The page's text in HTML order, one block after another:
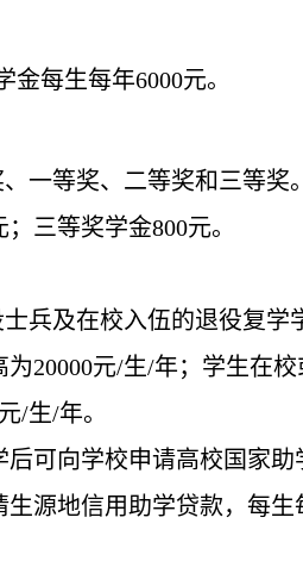
金每生每年6000元。
一等奖、二等奖和三等奖。
三等奖学金800元。
兵及在校入伍的退役复学
为20000元/生/年；学生在校
/生/年。
可向学校申请高校国家
源地信用助学贷款，每